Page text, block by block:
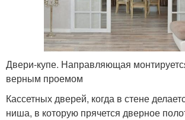
Двери-купе. Направляющая
верным проемом
Кассетных дверей, когда в стене
ниша, в которую прячется дверное